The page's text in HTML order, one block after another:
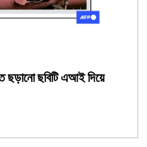
ছড়ানো ছবিটি এআই দিয়ে